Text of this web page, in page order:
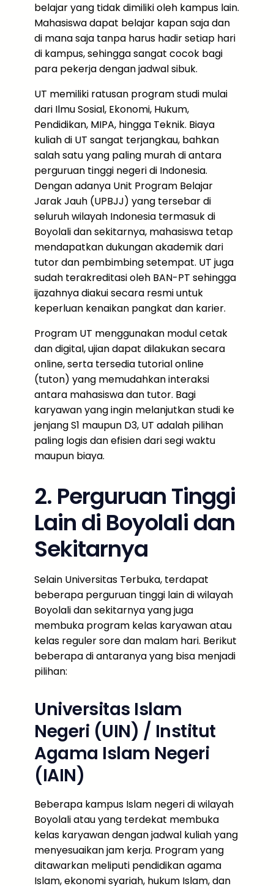
belajar yang tidak dimiliki oleh kampus lain.
Mahasiswa dapat belajar kapan saja dan
di mana saja tanpa harus hadir setiap hari
di kampus, sehingga sangat cocok bagi
para pekerja dengan jadwal sibuk.
UT memiliki ratusan program studi mulai
dari Ilmu Sosial, Ekonomi, Hukum,
Pendidikan, MIPA, hingga Teknik. Biaya
kuliah di UT sangat terjangkau, bahkan
salah satu yang paling murah di antara
perguruan tinggi negeri di Indonesia.
Dengan adanya Unit Program Belajar
Jarak Jauh (UPBJJ) yang tersebar di
seluruh wilayah Indonesia termasuk di
Boyolali dan sekitarnya, mahasiswa tetap
mendapatkan dukungan akademik dari
tutor dan pembimbing setempat. UT juga
sudah terakreditasi oleh BAN-PT sehingga
ijazahnya diakui secara resmi untuk
keperluan kenaikan pangkat dan karier.
Program UT menggunakan modul cetak
dan digital, ujian dapat dilakukan secara
online, serta tersedia tutorial online
(tuton) yang memudahkan interaksi
antara mahasiswa dan tutor. Bagi
karyawan yang ingin melanjutkan studi ke
jenjang S1 maupun D3, UT adalah pilihan
paling logis dan efisien dari segi waktu
maupun biaya.
2. Perguruan Tinggi
Lain di Boyolali dan
Sekitarnya
Selain Universitas Terbuka, terdapat
beberapa perguruan tinggi lain di wilayah
Boyolali dan sekitarnya yang juga
membuka program kelas karyawan atau
kelas reguler sore dan malam hari. Berikut
beberapa di antaranya yang bisa menjadi
pilihan:
Universitas Islam
Negeri (UIN) / Institut
Agama Islam Negeri
(IAIN)
Beberapa kampus Islam negeri di wilayah
Boyolali atau yang terdekat membuka
kelas karyawan dengan jadwal kuliah yang
menyesuaikan jam kerja. Program yang
ditawarkan meliputi pendidikan agama
Islam, ekonomi syariah, hukum Islam, dan